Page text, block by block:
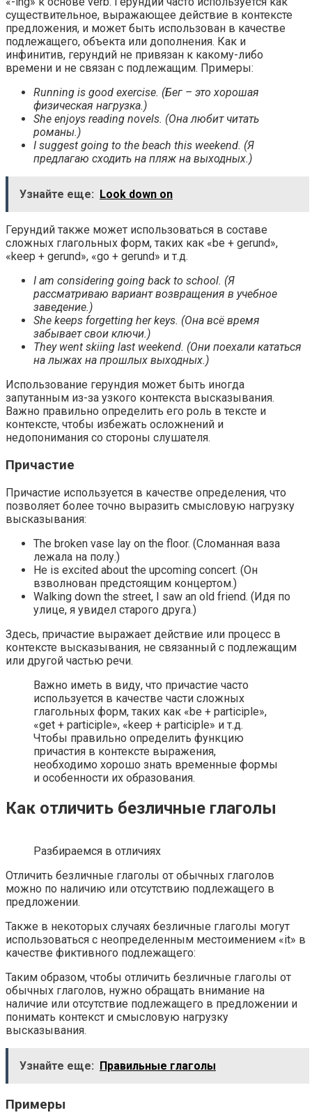
существительное, выражающее действие в контексте
предложения, и может быть использован в качестве
подлежащего, объекта или дополнения. Как и
инфинитив, герундий не привязан к какому-либо
времени и не связан с подлежащим. Примеры:
Running is good exercise. (Бег – это хорошая
физическая нагрузка.)
She enjoys reading novels. (Она любит читать
романы.)
I suggest going to the beach this weekend. (Я
предлагаю сходить на пляж на выходных.)
Узнайте еще: Look down on
Герундий также может использоваться в составе
сложных глагольных форм, таких как «be + gerund»,
«keep + gerund», «go + gerund» и т.д.
I am considering going back to school. (Я
рассматриваю вариант возвращения в учебное
заведение.)
She keeps forgetting her keys. (Она всё время
забывает свои ключи.)
They went skiing last weekend. (Они поехали кататься
на лыжах на прошлых выходных.)
Использование герундия может быть иногда
запутанным из-за узкого контекста высказывания.
Важно правильно определить его роль в тексте и
контексте, чтобы избежать осложнений и
недопонимания со стороны слушателя.
Причастие
Причастие используется в качестве определения, что
позволяет более точно выразить смысловую нагрузку
высказывания:
The broken vase lay on the floor. (Сломанная ваза
лежала на полу.)
He is excited about the upcoming concert. (Он
взволнован предстоящим концертом.)
Walking down the street, I saw an old friend. (Идя по
улице, я увидел старого друга.)
Здесь, причастие выражает действие или процесс в
контексте высказывания, не связанный с подлежащим
или другой частью речи.
Важно иметь в виду, что причастие часто
используется в качестве части сложных
глагольных форм, таких как «be + participle»,
«get + participle», «keep + participle» и т.д.
Чтобы правильно определить функцию
причастия в контексте выражения,
необходимо хорошо знать временные формы
и особенности их образования.
Как отличить безличные глаголы
Разбираемся в отличиях
Отличить безличные глаголы от обычных глаголов
можно по наличию или отсутствию подлежащего в
предложении.
Также в некоторых случаях безличные глаголы могут
использоваться с неопределенным местоимением «it» в
качестве фиктивного подлежащего:
Таким образом, чтобы отличить безличные глаголы от
обычных глаголов, нужно обращать внимание на
наличие или отсутствие подлежащего в предложении и
понимать контекст и смысловую нагрузку
высказывания.
Узнайте еще: Правильные глаголы
Примеры